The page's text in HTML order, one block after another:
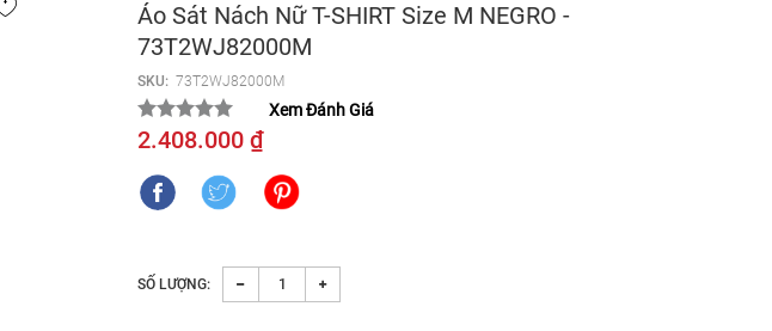
Áo Sát Nách Nữ T-SHIRT Size M NEGRO -
73T2WJ82000M
SKU: 73T2WJ82000M
Xem Đánh Giá
2.408.000 ₫
SỐ LƯỢNG: